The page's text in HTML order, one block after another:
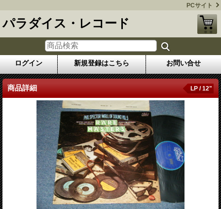
PCサイト
パラダイス・レコード
ログイン 新規登録はこちら お問い合せ
商品詳細 LP / 12"